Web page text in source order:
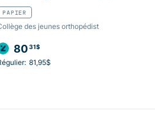
PAPIER
des jeunes orthopédist
8031$
81,95$